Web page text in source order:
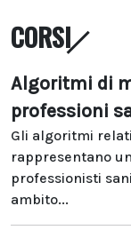
CORSI
Algoritmi di
professioni
Gli algoritmi
rappresentano
professionisti
ambito...